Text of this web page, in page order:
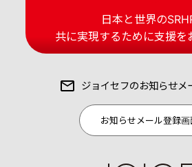
日本と世界の
共に実現するために支援を
ジョイセフのお知らせメ
お知らせメール登録